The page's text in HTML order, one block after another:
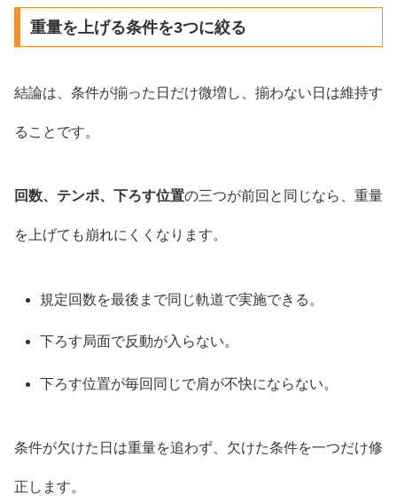
重量を上げる条件を3つに絞る
結論は、条件が揃った日だけ微増し、揃わない日は維持す
ることです。
回数、テンポ、下ろす位置の三つが前回と同じなら、重量
を上げても崩れにくくなります。
規定回数を最後まで同じ軌道で実施できる。
下ろす局面で反動が入らない。
下ろす位置が毎回同じで肩が不快にならない。
条件が欠けた日は重量を追わず、欠けた条件を一つだけ修
正します。